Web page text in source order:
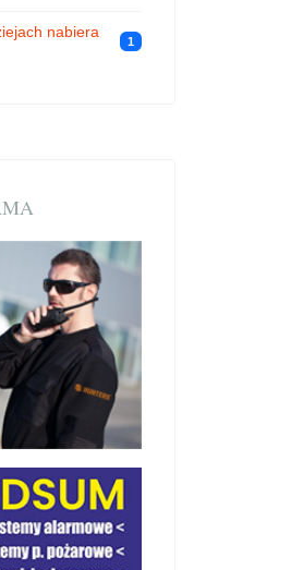
nabiera
1